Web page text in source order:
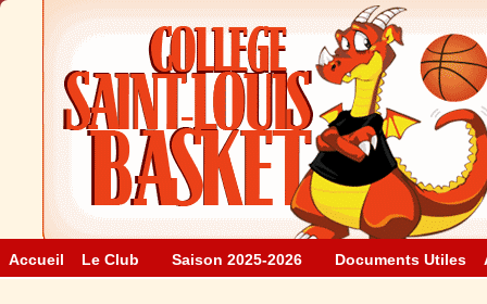
Accueil Le Club Saison 2025-2026 Documents Utiles